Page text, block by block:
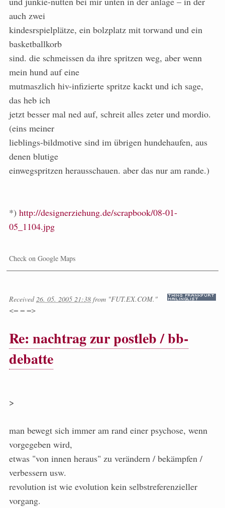
auch zwei
kindesrspielplätze, ein bolzplatz mit torwand und ein
basketballkorb
sind. die schmeissen da ihre spritzen weg, aber wenn
mein hund auf eine
mutmaszlich hiv-infizierte spritze kackt und ich sage,
das heb ich
jetzt besser mal ned auf, schreit alles zeter und mordio.
(eins meiner
lieblings-bildmotive sind im übrigen hundehaufen, aus
denen blutige
einwegspritzen herausschauen. aber das nur am rande.)
*) http://designerziehung.de/scrapbook/08-01-
05_1104.jpg
Check on Google Maps
Received26. 05. 2005 21:38 from "FUT.EX.COM."
<= = =>
Re: nachtrag zur postleb / bb-
debatte
>
man bewegt sich immer am rand einer psychose, wenn
vorgegeben wird,
etwas "von innen heraus" zu verändern / bekämpfen /
verbessern usw.
revolution ist wie evolution kein selbstreferenzieller
vorgang.